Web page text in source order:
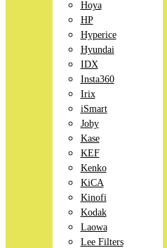
Hoya
HP
Hyperice
Hyundai
IDX
Insta360
Irix
iSmart
Joby
Kase
KEF
Kenko
KiCA
Kinofi
Kodak
Laowa
Lee Filters